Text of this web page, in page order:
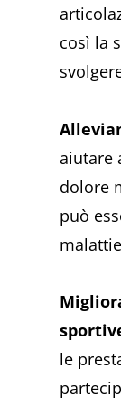
così la
aiutare
dolore
può
le